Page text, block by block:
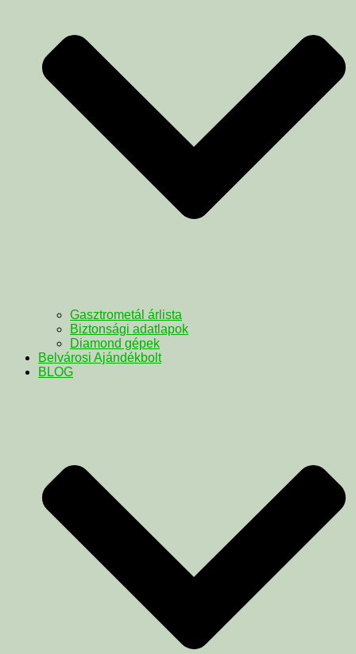
Gasztrometál árlista
Biztonsági adatlapok
Diamond gépek
Belvárosi Ajándékbolt
BLOG